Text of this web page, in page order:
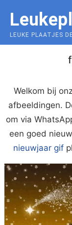
content
LEUKE PLAATJES
Welkom bij
afbeeldingen.
om via
een goed
nieuwjaar gif